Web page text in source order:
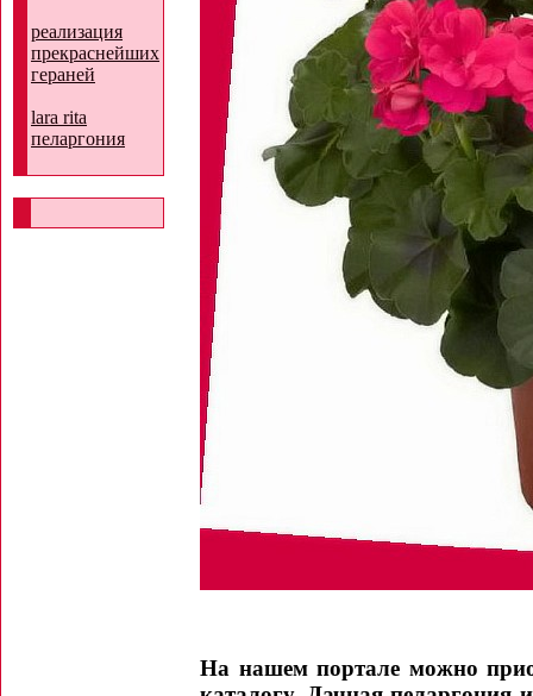
реализация
прекраснейших
гераней
lara rita
пеларгония
На нашем портале можно